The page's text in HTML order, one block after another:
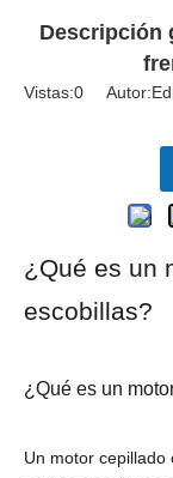
Descripción
Vistas:0
¿Qué es un
escobillas?
¿Qué es un
Un motor cepillado